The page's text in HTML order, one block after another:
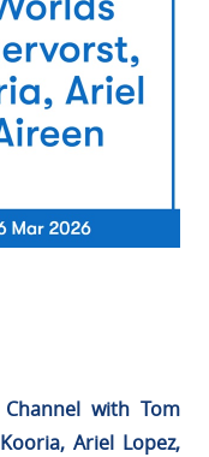
with Tom
Ariel Lopez,